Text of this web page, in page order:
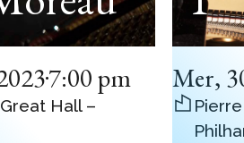
7:00 pm
Hall –
Mer,